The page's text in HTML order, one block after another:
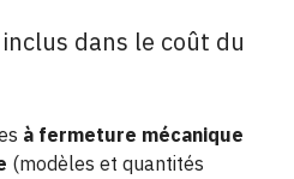
dans le coût du
à fermeture mécanique
(modèles et quantités